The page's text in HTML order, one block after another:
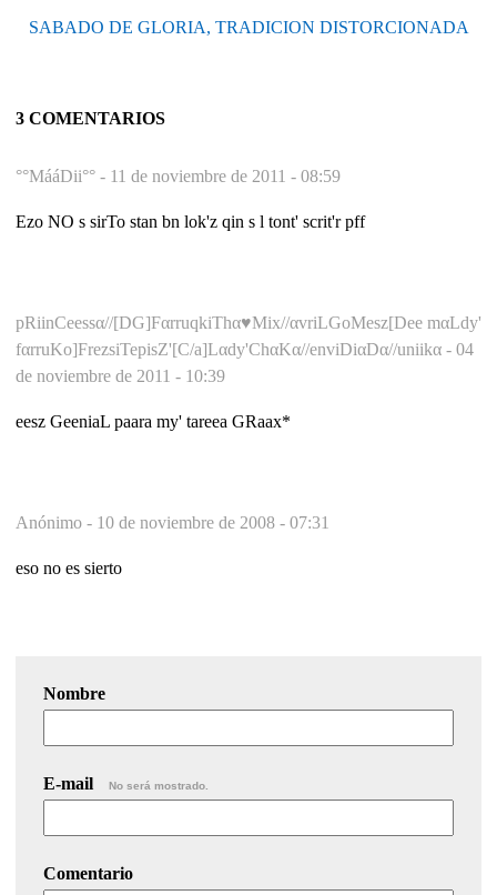
SABADO DE GLORIA, TRADICION DISTORCIONADA
3 COMENTARIOS
°°MááDii°° - 11 de noviembre de 2011 - 08:59
Ezo NO s sirTo stan bn lok'z qin s l tont' scrit'r pff
pRiinCeessα//[DG]FαrruqkiThα♥Mix//αvriLGoMesz[Dee mαLdy'
fαrruKo]FrezsiTepisZ'[C/a]Lαdy'ChαKα//enviDiαDα//uniikα - 04
de noviembre de 2011 - 10:39
eesz GeeniaL paara my' tareea GRaax*
Anónimo - 10 de noviembre de 2008 - 07:31
eso no es sierto
Nombre
E-mail No será mostrado.
Comentario